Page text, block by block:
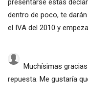
presentarse estas
dentro de poco, te
el IVA del 2010 y
Muchísimas
repuesta. Me gustaría